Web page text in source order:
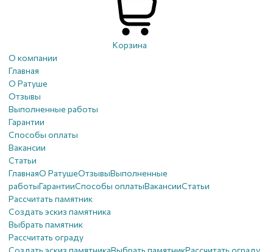
Корзина
О компании
Главная
О Ратуше
Отзывы
Выполненные работы
Гарантии
Способы оплаты
Вакансии
Статьи
ГлавнаяО РатушеОтзывыВыполненные
работыГарантииСпособы оплатыВакансииСтатьи
Рассчитать памятник
Создать эскиз памятника
Выбрать памятник
Рассчитать ограду
Создать эскиз памятникаВыбрать памятникРассчитать ограду